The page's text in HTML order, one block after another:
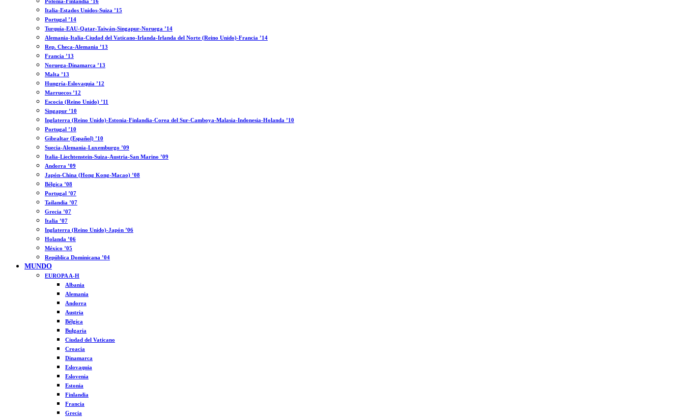
Italia-Estados Unidos-Suiza ’15
Portugal ’14
Turquía-EAU-Qatar-Taiwán-Singapur-Noruega ’14
Alemania-Italia-Ciudad del Vaticano-Irlanda-Irlanda del Norte (Reino Unido)-Francia ’14
Rep. Checa-Alemania ’13
Francia ’13
Noruega-Dinamarca ’13
Malta ’13
Hungría-Eslovaquia ’12
Marruecos ’12
Escocia (Reino Unido) ’11
Singapur ’10
Inglaterra (Reino Unido)-Estonia-Finlandia-Corea del Sur-Camboya-Malasia-Indonesia-Holanda ’10
Portugal ’10
Gibraltar (Español) ’10
Suecia-Alemania-Luxemburgo ’09
Italia-Liechtenstein-Suiza-Austria-San Marino ’09
Andorra ’09
Japón-China (Hong Kong-Macao) ’08
Bélgica ’08
Portugal ’07
Tailandia ’07
Grecia ’07
Italia ’07
Inglaterra (Reino Unido)-Japón ’06
Holanda ’06
México ’05
República Dominicana ’04
MUNDO
EUROPA A-H
Albania
Alemania
Andorra
Austria
Bélgica
Bulgaria
Ciudad del Vaticano
Croacia
Dinamarca
Eslovaquia
Eslovenia
Estonia
Finlandia
Francia
Grecia